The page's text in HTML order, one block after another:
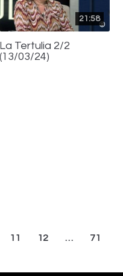
21:58
La Tertulia 2/2
(13/03/24)
11 12 … 71